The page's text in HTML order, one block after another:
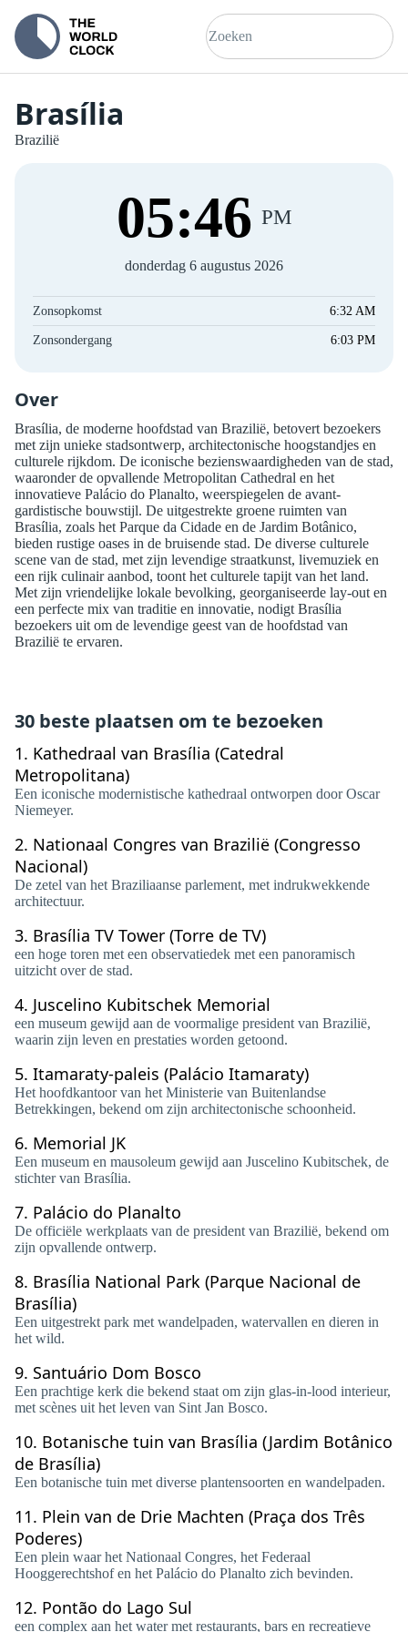
Brasília
Brazilië
05:46 PM
donderdag 6 augustus 2026
Zonsopkomst 6:32 AM
Zonsondergang 6:03 PM
Over
Brasília, de moderne hoofdstad van Brazilië, betovert bezoekers
met zijn unieke stadsontwerp, architectonische hoogstandjes en
culturele rijkdom. De iconische bezienswaardigheden van de stad,
waaronder de opvallende Metropolitan Cathedral en het
innovatieve Palácio do Planalto, weerspiegelen de avant-
gardistische bouwstijl. De uitgestrekte groene ruimten van
Brasília, zoals het Parque da Cidade en de Jardim Botânico,
bieden rustige oases in de bruisende stad. De diverse culturele
scene van de stad, met zijn levendige straatkunst, livemuziek en
een rijk culinair aanbod, toont het culturele tapijt van het land.
Met zijn vriendelijke lokale bevolking, georganiseerde lay-out en
een perfecte mix van traditie en innovatie, nodigt Brasília
bezoekers uit om de levendige geest van de hoofdstad van
Brazilië te ervaren.
30 beste plaatsen om te bezoeken
1. Kathedraal van Brasília (Catedral
Metropolitana)
Een iconische modernistische kathedraal ontworpen door Oscar
Niemeyer.
2. Nationaal Congres van Brazilië (Congresso
Nacional)
De zetel van het Braziliaanse parlement, met indrukwekkende
architectuur.
3. Brasília TV Tower (Torre de TV)
een hoge toren met een observatiedek met een panoramisch
uitzicht over de stad.
4. Juscelino Kubitschek Memorial
een museum gewijd aan de voormalige president van Brazilië,
waarin zijn leven en prestaties worden getoond.
5. Itamaraty-paleis (Palácio Itamaraty)
Het hoofdkantoor van het Ministerie van Buitenlandse
Betrekkingen, bekend om zijn architectonische schoonheid.
6. Memorial JK
Een museum en mausoleum gewijd aan Juscelino Kubitschek, de
stichter van Brasília.
7. Palácio do Planalto
De officiële werkplaats van de president van Brazilië, bekend om
zijn opvallende ontwerp.
8. Brasília National Park (Parque Nacional de
Brasília)
Een uitgestrekt park met wandelpaden, watervallen en dieren in
het wild.
9. Santuário Dom Bosco
Een prachtige kerk die bekend staat om zijn glas-in-lood interieur,
met scènes uit het leven van Sint Jan Bosco.
10. Botanische tuin van Brasília (Jardim Botânico
de Brasília)
Een botanische tuin met diverse plantensoorten en wandelpaden.
11. Plein van de Drie Machten (Praça dos Três
Poderes)
Een plein waar het Nationaal Congres, het Federaal
Hooggerechtshof en het Palácio do Planalto zich bevinden.
12. Pontão do Lago Sul
een complex aan het water met restaurants, bars en recreatieve